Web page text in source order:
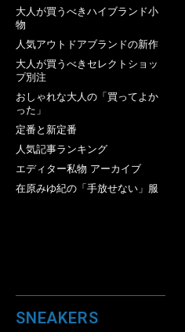
大人が買うべきハイブランド小
物
人気アウトドアブランドの新作
大人が買うべきセレクトショッ
プ別注
おしゃれな大人の「買ってよか
った」
定番と新定番
人気記事ランキング
エディター私物 アーカイブ
在原みゆ紀の「手放せない」服
SNEAKERS